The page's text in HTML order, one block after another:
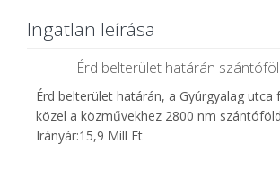
Ingatlan leírása
Érd belterület határán
Érd belterület határán, a Gyúrgyalag utca
közel a közművekhez 2800 nm
Irányár:15,9 Mill Ft